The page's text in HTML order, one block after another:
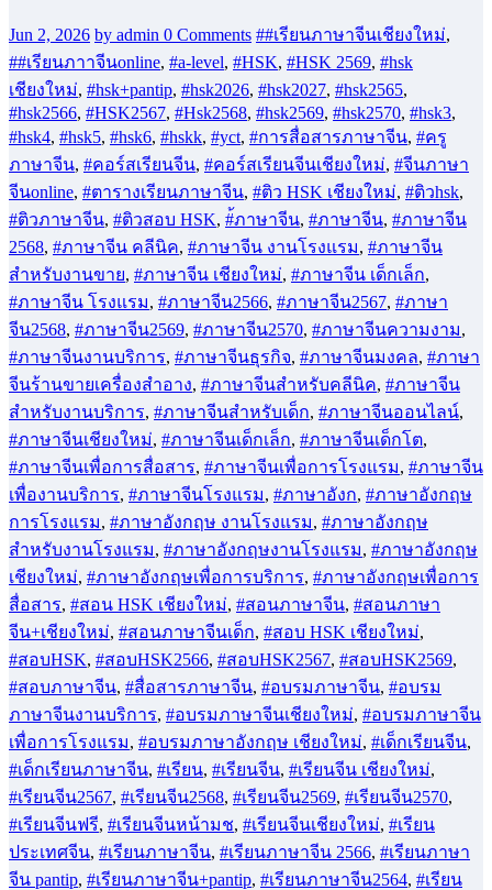
Jun 2, 2026 by admin 0 Comments ##เรียนภาษาจีนเชียงใหม่,
##เรียนภาาจีนonline, #a-level, #HSK, #HSK 2569, #hsk
เชียงใหม่, #hsk+pantip, #hsk2026, #hsk2027, #hsk2565,
#hsk2566, #HSK2567, #Hsk2568, #hsk2569, #hsk2570, #hsk3,
#hsk4, #hsk5, #hsk6, #hskk, #yct, #การสื่อสารภาษาจีน, #ครู
ภาษาจีน, #คอร์สเรียนจีน, #คอร์สเรียนจีนเชียงใหม่, #จีนภาษา
จีนonline, #ตารางเรียนภาษาจีน, #ติว HSK เชียงใหม่, #ติวhsk,
#ติวภาษาจีน, #ติวสอบ HSK, #้ภาษาจีน, #ภาษาจีน, #ภาษาจีน
2568, #ภาษาจีน คลีนิค, #ภาษาจีน งานโรงแรม, #ภาษาจีน
สำหรับงานขาย, #ภาษาจีน เชียงใหม่, #ภาษาจีน เด็กเล็ก,
#ภาษาจีน โรงแรม, #ภาษาจีน2566, #ภาษาจีน2567, #ภาษา
จีน2568, #ภาษาจีน2569, #ภาษาจีน2570, #ภาษาจีนความงาม,
#ภาษาจีนงานบริการ, #ภาษาจีนธุรกิจ, #ภาษาจีนมงคล, #ภาษา
จีนร้านขายเครื่องสำอาง, #ภาษาจีนสำหรับคลีนิค, #ภาษาจีน
สำหรับงานบริการ, #ภาษาจีนสำหรับเด็ก, #ภาษาจีนออนไลน์,
#ภาษาจีนเชียงใหม่, #ภาษาจีนเด็กเล็ก, #ภาษาจีนเด็กโต,
#ภาษาจีนเพื่อการสื่อสาร, #ภาษาจีนเพื่อการโรงแรม, #ภาษาจีน
เพื่องานบริการ, #ภาษาจีนโรงแรม, #ภาษาอังก, #ภาษาอังกฤษ
การโรงแรม, #ภาษาอังกฤษ งานโรงแรม, #ภาษาอังกฤษ
สำหรับงานโรงแรม, #ภาษาอังกฤษงานโรงแรม, #ภาษาอังกฤษ
เชียงใหม่, #ภาษาอังกฤษเพื่อการบริการ, #ภาษาอังกฤษเพื่อการ
สื่อสาร, #สอน HSK เชียงใหม่, #สอนภาษาจีน, #สอนภาษา
จีน+เชียงใหม่, #สอนภาษาจีนเด็ก, #สอบ HSK เชียงใหม่,
#สอบHSK, #สอบHSK2566, #สอบHSK2567, #สอบHSK2569,
#สอบภาษาจีน, #สื่อสารภาษาจีน, #อบรมภาษาจีน, #อบรม
ภาษาจีนงานบริการ, #อบรมภาษาจีนเชียงใหม่, #อบรมภาษาจีน
เพื่อการโรงแรม, #อบรมภาษาอังกฤษ เชียงใหม่, #เด็กเรียนจีน,
#เด็กเรียนภาษาจีน, #เรียน, #เรียนจีน, #เรียนจีน เชียงใหม่,
#เรียนจีน2567, #เรียนจีน2568, #เรียนจีน2569, #เรียนจีน2570,
#เรียนจีนฟรี, #เรียนจีนหน้ามช, #เรียนจีนเชียงใหม่, #เรียน
ประเทศจีน, #เรียนภาษาจีน, #เรียนภาษาจีน 2566, #เรียนภาษา
จีน pantip, #เรียนภาษาจีน+pantip, #เรียนภาษาจีน2564, #เรียน